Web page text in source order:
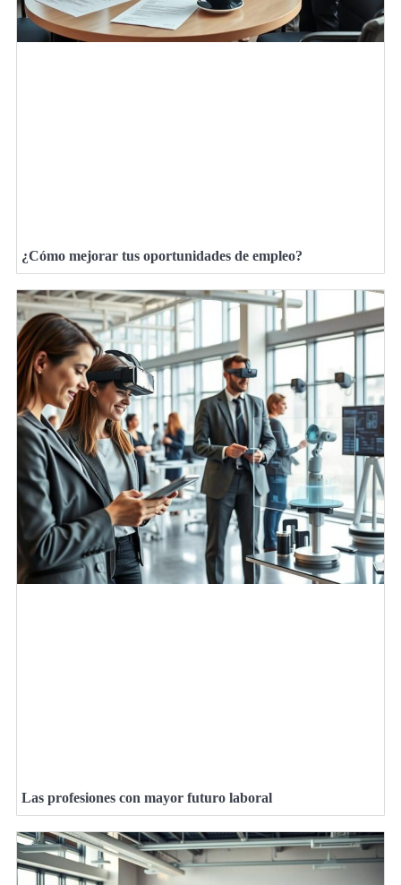
¿Cómo mejorar tus oportunidades de empleo?
Las profesiones con mayor futuro laboral